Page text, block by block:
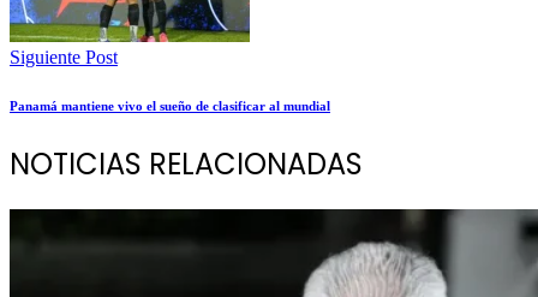
Siguiente Post
Panamá mantiene vivo el sueño de clasificar al mundial
NOTICIAS RELACIONADAS